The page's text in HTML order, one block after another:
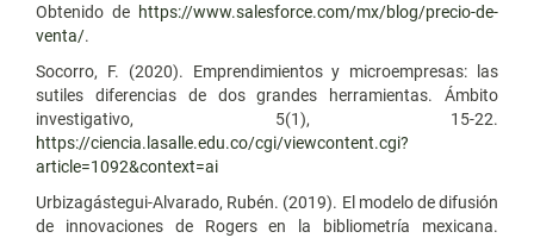
Obtenido de https://www.salesforce.com/mx/blog/precio-de-
venta/.
Socorro, F. (2020). Emprendimientos y microempresas: las
sutiles diferencias de dos grandes herramientas. Ámbito
investigativo, 5(1), 15-22.
https://ciencia.lasalle.edu.co/cgi/viewcontent.cgi?
article=1092&context=ai
Urbizagástegui-Alvarado, Rubén. (2019). El modelo de difusión
de innovaciones de Rogers en la bibliometría mexicana.